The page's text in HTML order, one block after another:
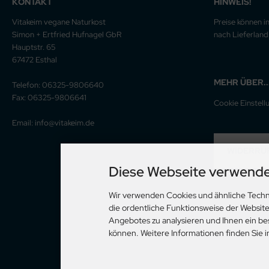
Vitakeim vegane Naturkost
Simon + Ertfried Hufnagel GbR
Hauptstr. 65
67472 Esthal
Telefon: 06325-9806640
Fax: 06325-9806641
Email: info@vitakeim.de
Preise können
nach
MEHR
Cookie
Diese Webseite
Wir verwenden Cookies und ähnliche
die ordentliche Funktionsweise der
Angebotes zu analysieren und Ihnen ein
können. Weitere Informationen finden Sie